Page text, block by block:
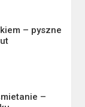
– pyszne
–